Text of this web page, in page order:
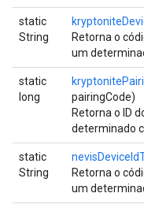
static
String
Retorna o
um
static
long
pairingCode)
Retorna o ID
determinado
static
String
Retorna o
um